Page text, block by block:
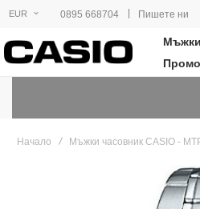
EUR 0895 668704 | Пишете ни
Мъжки
Промо
Начало Мъжки часовник CASIO -